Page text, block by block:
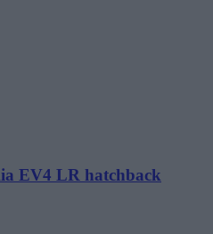
EV4 LR hatchback